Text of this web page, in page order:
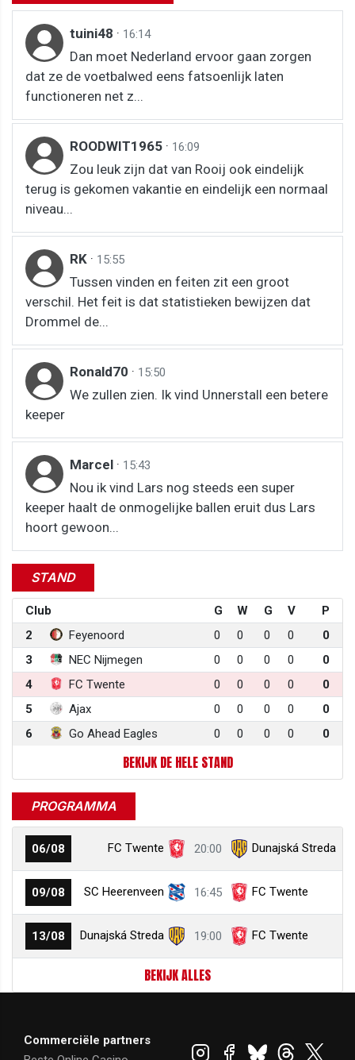
tuini48 · 16:14
Dan moet Nederland ervoor gaan zorgen
dat ze de voetbalwed eens fatsoenlijk laten
functioneren net z...
ROODWIT1965 · 16:09
Zou leuk zijn dat van Rooij ook eindelijk
terug is gekomen vakantie en eindelijk een normaal
niveau...
RK · 15:55
Tussen vinden en feiten zit een groot
verschil. Het feit is dat statistieken bewijzen dat
Drommel de...
Ronald70 · 15:50
We zullen zien. Ik vind Unnerstall een betere
keeper
Marcel · 15:43
Nou ik vind Lars nog steeds een super
keeper haalt de onmogelijke ballen eruit dus Lars
hoort gewoon...
STAND
Club G W G V
P
2
Feyenoord 0 0 0 0
0
3
NEC Nijmegen 0 0 0 0
0
4
FC Twente 0 0 0 0
0
5
Ajax 0 0 0 0
0
6
Go Ahead Eagles 0 0 0 0 0
BEKIJK DE HELE STAND
PROGRAMMA
06/08 FC Twente 20:00 Dunajská Streda
09/08 SC Heerenveen 16:45 FC Twente
13/08 Dunajská Streda 19:00 FC Twente
BEKIJK ALLES
Commerciële partners